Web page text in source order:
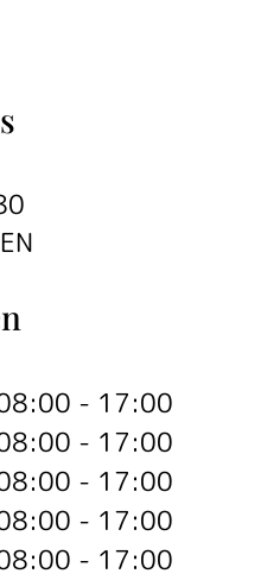
- 17:00
- 17:00
- 17:00
- 17:00
- 17:00